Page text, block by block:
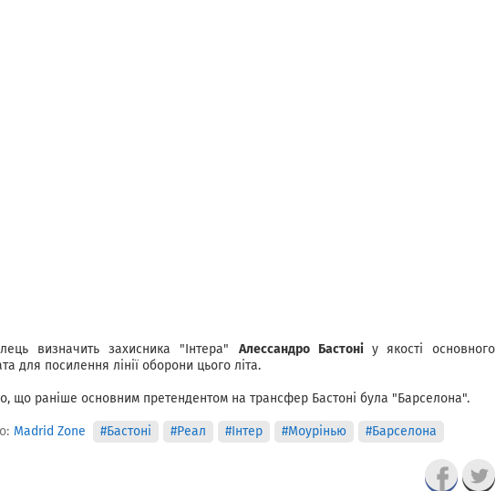
визначить захисника "Інтера" Алессандро Бастоні у якості основного
для посилення лінії оборони цього літа.
що раніше основним претендентом на трансфер Бастоні була "Барселона".
Madrid Zone #Бастоні #Реал #Інтер #Моурінью #Барселона